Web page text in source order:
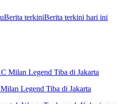
Berita terkiniBerita terkini hari ini
Legend Tiba di Jakarta